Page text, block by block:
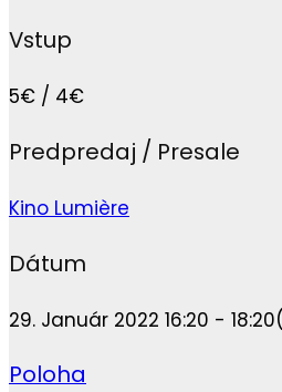
Vstup
5€ / 4€
Predpredaj / Presale
Kino Lumière
Dátum
29. Január 2022 16:20 - 18:20
Poloha